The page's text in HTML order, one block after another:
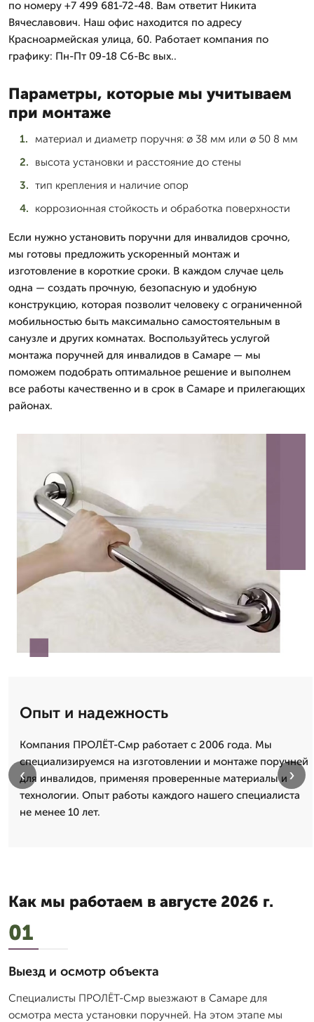
по номеру +7 499 681-72-48. Вам ответит Никита
Вячеславович. Наш офис находится по адресу
Красноармейская улица, 60. Работает компания по
графику: Пн-Пт 09-18 Сб-Вс вых..
Параметры, которые мы учитываем
при монтаже
материал и диаметр поручня: ø 38 мм или ø 50 8 мм
высота установки и расстояние до стены
тип крепления и наличие опор
коррозионная стойкость и обработка поверхности
Если нужно установить поручни для инвалидов срочно,
мы готовы предложить ускоренный монтаж и
изготовление в короткие сроки. В каждом случае цель
одна — создать прочную, безопасную и удобную
конструкцию, которая позволит человеку с ограниченной
мобильностью быть максимально самостоятельным в
санузле и других комнатах. Воспользуйтесь услугой
монтажа поручней для инвалидов в Самаре — мы
поможем подобрать оптимальное решение и выполнем
все работы качественно и в срок в Самаре и прилегающих
районах.
Опыт и надежность
Компания ПРОЛЁТ-Смр работает с 2006 года. Мы
специализируемся на изготовлении и монтаже поручней
для инвалидов, применяя проверенные материалы и
технологии. Опыт работы каждого нашего специалиста
не менее 10 лет.
‹ ›
Как мы работаем в августе 2026 г.
01
Выезд и осмотр объекта
Специалисты ПРОЛЁТ-Смр выезжают в Самаре для
осмотра места установки поручней. На этом этапе мы